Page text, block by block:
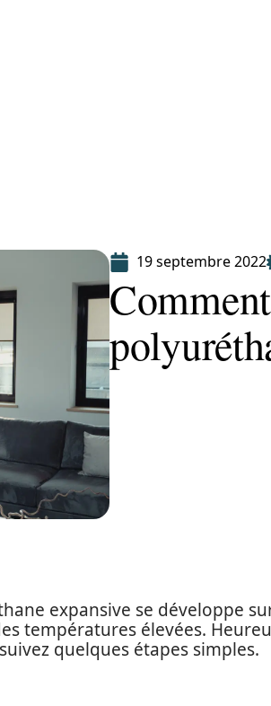
19 septembre 2022
expansive se développe
températures élevées.
quelques étapes simples.